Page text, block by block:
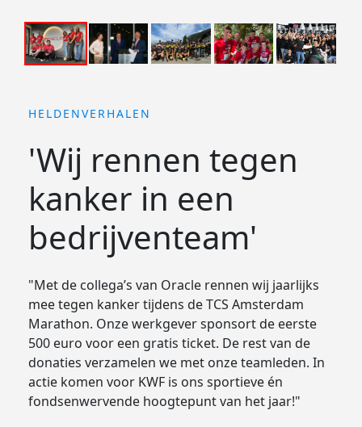
HELDENVERHALEN
'Wij rennen tegen
kanker in een
bedrijventeam'
"Met de collega’s van Oracle rennen wij jaarlijks
mee tegen kanker tijdens de TCS Amsterdam
Marathon. Onze werkgever sponsort de eerste
500 euro voor een gratis ticket. De rest van de
donaties verzamelen we met onze teamleden. In
actie komen voor KWF is ons sportieve én
fondsenwervende hoogtepunt van het jaar!"